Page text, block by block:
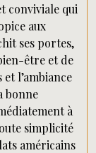
conviviale qui
aux
ses portes,
être et de
l’ambiance
bonne
à
simplicité
américains